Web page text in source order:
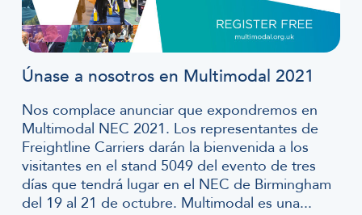
Únase a nosotros en Multimodal 2021
Nos complace anunciar que expondremos en
Multimodal NEC 2021. Los representantes de
Freightline Carriers darán la bienvenida a los
visitantes en el stand 5049 del evento de tres
días que tendrá lugar en el NEC de Birmingham
del 19 al 21 de octubre. Multimodal es una...